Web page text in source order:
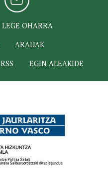
LEGE OHARRA
ARAUAK
RSS EGIN ALEAKIDE